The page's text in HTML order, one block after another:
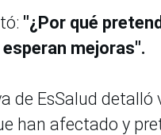
"¿Por qué
mejoras".
de EsSalud
han afectado y